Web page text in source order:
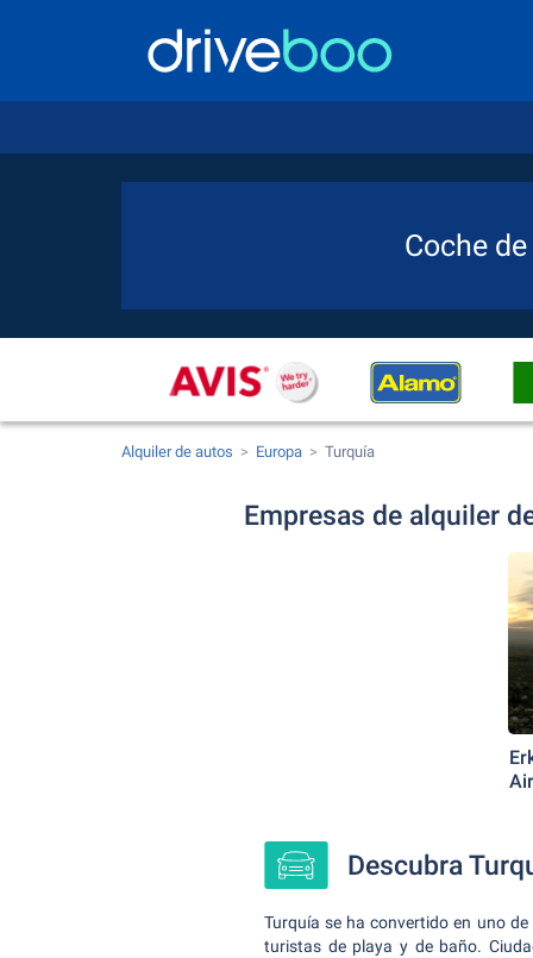
Coche
Alquiler de autos Europa Turquía
Empresas de alquiler
Descubra
Turquía se ha convertido en uno
turistas de playa y de baño.